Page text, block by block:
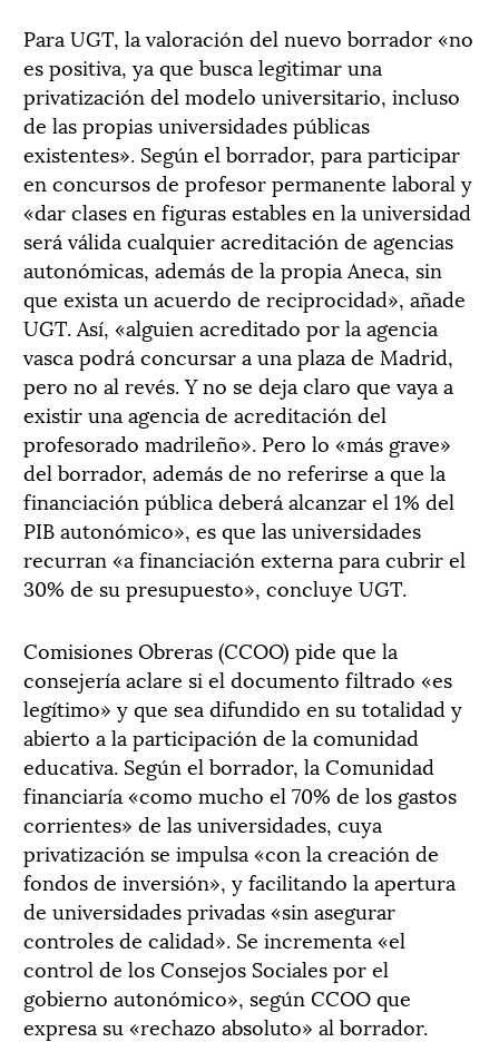
Para UGT, la valoración del nuevo borrador «no
es positiva, ya que busca legitimar una
privatización del modelo universitario, incluso
de las propias universidades públicas
existentes». Según el borrador, para participar
en concursos de profesor permanente laboral y
«dar clases en figuras estables en la universidad
será válida cualquier acreditación de agencias
autonómicas, además de la propia Aneca, sin
que exista un acuerdo de reciprocidad», añade
UGT. Así, «alguien acreditado por la agencia
vasca podrá concursar a una plaza de Madrid,
pero no al revés. Y no se deja claro que vaya a
existir una agencia de acreditación del
profesorado madrileño». Pero lo «más grave»
del borrador, además de no referirse a que la
financiación pública deberá alcanzar el 1% del
PIB autonómico», es que las universidades
recurran «a financiación externa para cubrir el
30% de su presupuesto», concluye UGT.
Comisiones Obreras (CCOO) pide que la
consejería aclare si el documento filtrado «es
legítimo» y que sea difundido en su totalidad y
abierto a la participación de la comunidad
educativa. Según el borrador, la Comunidad
financiaría «como mucho el 70% de los gastos
corrientes» de las universidades, cuya
privatización se impulsa «con la creación de
fondos de inversión», y facilitando la apertura
de universidades privadas «sin asegurar
controles de calidad». Se incrementa «el
control de los Consejos Sociales por el
gobierno autonómico», según CCOO que
expresa su «rechazo absoluto» al borrador.